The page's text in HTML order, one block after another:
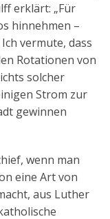
erklärt: „Für
hinnehmen –
vermute, dass
Rotationen von
solcher
Strom zur
gewinnen
wenn man
eine Art von
aus Luther